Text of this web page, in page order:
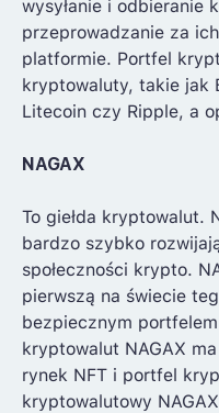
wysyłanie i odbieranie
przeprowadzanie za
platformie. Portfel
kryptowaluty, takie jak
Litecoin czy Ripple, a
NAGAX
To giełda kryptowalut.
bardzo szybko
społeczności krypto.
pierwszą na świecie
bezpiecznym
kryptowalut NAGAX
rynek NFT i portfel
kryptowalutowy